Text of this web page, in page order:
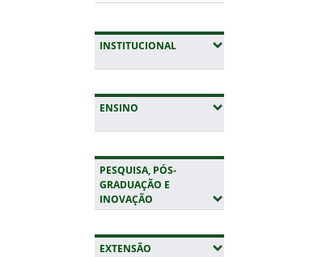
INSTITUCIONAL(EXPANDIR SUBMENUS)
ENSINO (EXPANDIR SUBMENUS)
PESQUISA, PÓS-
GRADUAÇÃO E
INOVAÇÃO (EXPANDIR SUBMENUS)
EXTENSÃO (EXPANDIR SUBMENUS)